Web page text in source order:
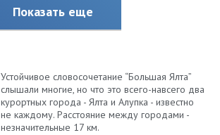
Показать еще
Устойчивое словосочетание “Большая Ялта”
слышали многие, но что это всего-навсего два
курортных города - Ялта и Алупка - известно
не каждому. Расстояние между городами -
незначительные 17 км.